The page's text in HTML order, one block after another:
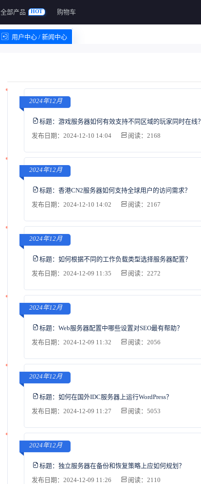
全部产品 HOT 购物车
用户中心 / 新闻中心
2024年12月
标题： 游戏服务器如何有效支持不同区域的玩家同时在线？
发布日期：2024-12-10 14:04
阅读：2168
2024年12月
标题： 香港CN2服务器如何支持全球用户的访问需求？
发布日期：2024-12-10 14:02
阅读：2167
2024年12月
标题： 如何根据不同的工作负载类型选择服务器配置？
发布日期：2024-12-09 11:35
阅读：2272
2024年12月
标题： Web服务器配置中哪些设置对SEO最有帮助？
发布日期：2024-12-09 11:32
阅读：2056
2024年12月
标题： 如何在国外IDC服务器上运行WordPress？
发布日期：2024-12-09 11:27
阅读：5053
2024年12月
标题： 独立服务器在备份和恢复策略上应如何规划？
发布日期：2024-12-09 11:26
阅读：2110